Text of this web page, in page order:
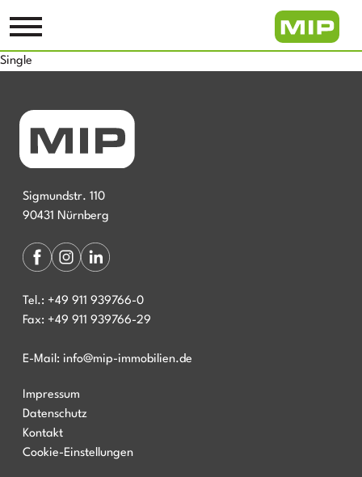
Single
Sigmundstr. 110
90431 Nürnberg
Tel.: +49 911 939766-0
Fax: +49 911 939766-29
E-Mail: info@mip-immobilien.de
Impressum
Datenschutz
Kontakt
Cookie-Einstellungen